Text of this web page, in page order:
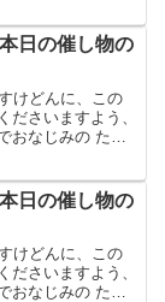
日の催し物の
けどんに、この
ださいますよう、
おなじみの たま
日の催し物の
けどんに、この
ださいますよう、
おなじみの たま